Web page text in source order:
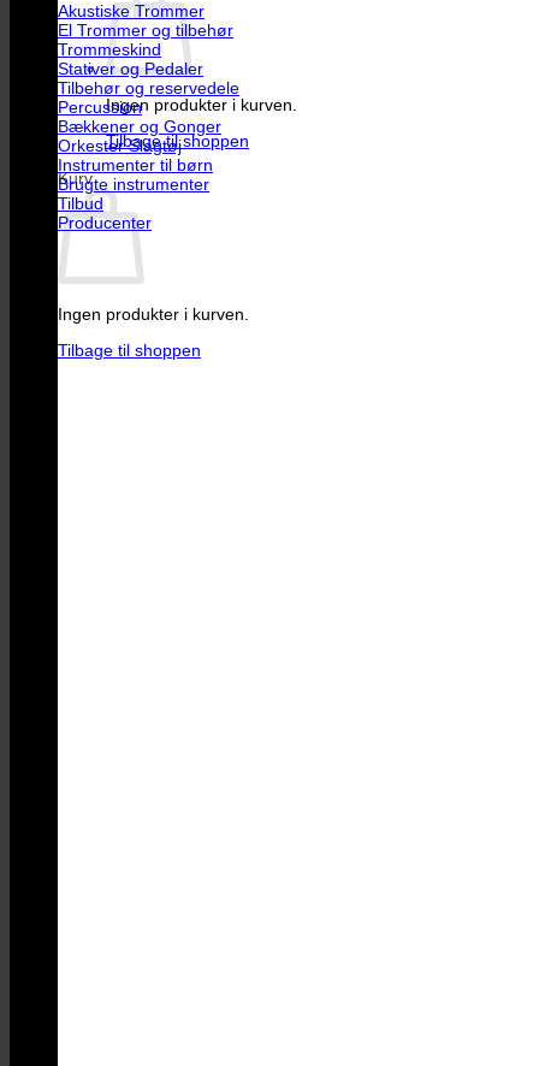
Ingen produkter i kurven.
Tilbage til shoppen
Kurv
Ingen produkter i kurven.
Tilbage til shoppen
Akustiske Trommer
El Trommer og tilbehør
Trommeskind
Stativer og Pedaler
Tilbehør og reservedele
Percussion
Bækkener og Gonger
Orkester Slagtøj
Instrumenter til børn
Brugte instrumenter
Tilbud
Producenter